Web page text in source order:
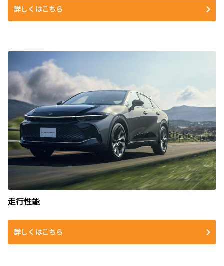
詳しくはこちら
走行性能
詳しくはこちら